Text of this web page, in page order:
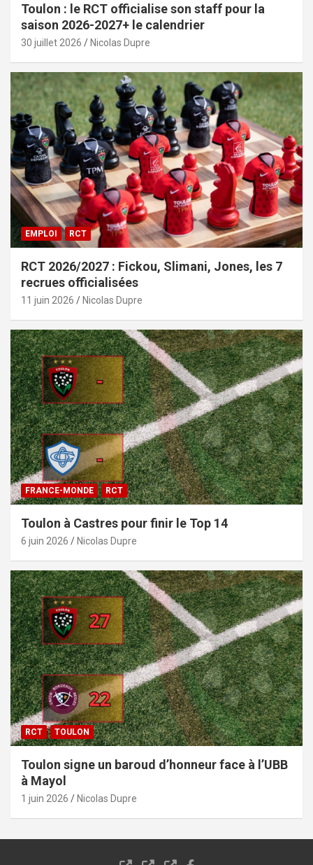
Toulon : le RCT officialise son staff pour la
saison 2026-2027+ le calendrier
30 juillet 2026 Nicolas Dupre
EMPLOI RCT
RCT 2026/2027 : Fickou, Slimani, Jones, les 7
recrues officialisées
11 juin 2026 Nicolas Dupre
FRANCE-MONDE RCT
Toulon à Castres pour finir le Top 14
6 juin 2026 Nicolas Dupre
RCT TOULON
Toulon signe un baroud d’honneur face à l’UBB
à Mayol
1 juin 2026 Nicolas Dupre